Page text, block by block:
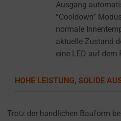
Ausgang
“Cooldown”
normale
aktuelle Zustand
eine LED auf dem
HOHE LEISTUNG, SOLIDE
Trotz der handlichen Bauform
delete
whenever